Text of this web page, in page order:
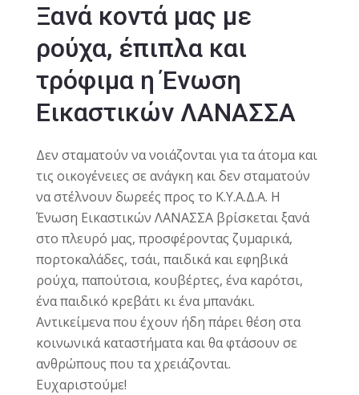
Ξανά κοντά μας με
ρούχα, έπιπλα και
τρόφιμα η Ένωση
Εικαστικών ΛΑΝΑΣΣΑ
Δεν σταματούν να νοιάζονται για τα άτομα και
τις οικογένειες σε ανάγκη και δεν σταματούν
να στέλνουν δωρεές προς το Κ.Υ.Α.Δ.Α. Η
Ένωση Εικαστικών ΛΑΝΑΣΣΑ βρίσκεται ξανά
στο πλευρό μας, προσφέροντας ζυμαρικά,
πορτοκαλάδες, τσάι, παιδικά και εφηβικά
ρούχα, παπούτσια, κουβέρτες, ένα καρότσι,
ένα παιδικό κρεβάτι κι ένα μπανάκι.
Αντικείμενα που έχουν ήδη πάρει θέση στα
κοινωνικά καταστήματα και θα φτάσουν σε
ανθρώπους που τα χρειάζονται.
Ευχαριστούμε!